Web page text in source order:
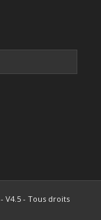
- V4.5 - Tous droits